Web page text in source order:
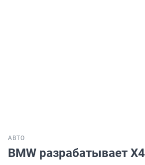
АВТО
BMW разрабатывает X4